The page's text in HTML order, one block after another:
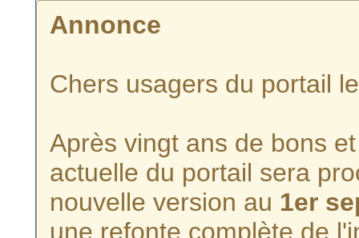
Annonce
Chers usagers du portail
Après vingt ans de bons
actuelle du portail sera
nouvelle version au 1er
une refonte complète de